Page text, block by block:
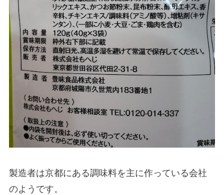
製造者は京都にある調味料を主に作っている会社
のようです。